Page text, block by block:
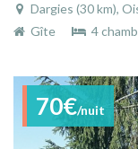
Dargies (30 km),
Gîte
4
70€/nuit